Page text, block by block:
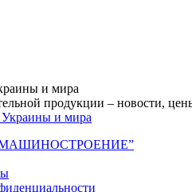
и мира
продукции – новости,
МАШИНОСТРОЕНИЕ”